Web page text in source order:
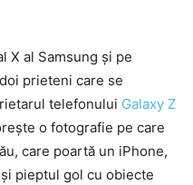
X al Samsung și pe
prieteni care se
telefonului Galaxy Z
o fotografie pe care
care poartă un iPhone,
pieptul gol cu ​​obiecte